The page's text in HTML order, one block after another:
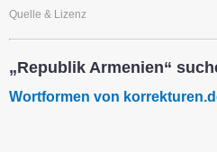
Quelle & Lizenz
„Republik Armenien“
Wortformen von